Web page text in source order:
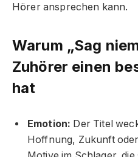
Hörer ansprechen kann.
Warum „Sag
Zuhörer einen
hat
Emotion: Der Titel
Hoffnung, Zukunft